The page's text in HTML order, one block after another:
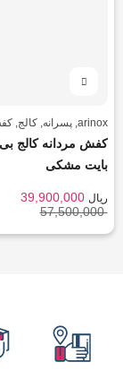
arinox
,پسرانه,کالج,
کفش مردانه کالج
بایت مشکی
57,500,000
39,900,000 ریال